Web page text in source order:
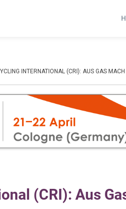
INTERNATIONAL (CRI): AUS GAS MACH
(CRI): Aus